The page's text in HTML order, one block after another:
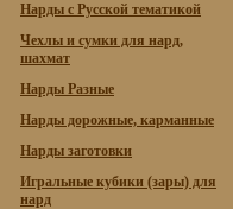
Нарды с Русской тематикой
Чехлы и сумки для нард,
шахмат
Нарды Разные
Нарды дорожные, карманные
Нарды заготовки
Игральные кубики (зары) для
нард